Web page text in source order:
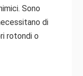
Sono
di
rotondi o